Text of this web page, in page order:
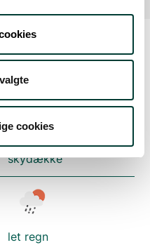
cookies
skydække
let regn